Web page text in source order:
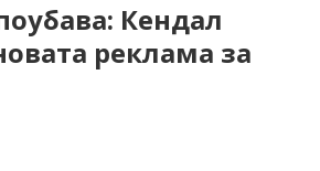
Кендал
реклама за